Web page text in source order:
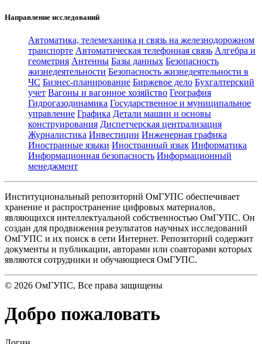
Направление исследований
Автоматика, телемеханика и связь на железнодорожном
транспорте Автоматическая телефонная связь Алгебра и
геометрия Антенны Базы данных Безопасность
жизнедеятельности Безопасность жизнедеятельности в
ЧС Бизнес-планирование Биржевое дело Бухгалтерский
учет Вагоны и вагонное хозяйство География
Гидрогазодинамика Государственное и муниципальное
управление Графика Детали машин и основы
конструирования Диспетчерская централизация
Журналистика Инвестиции Инженерная графика
Иностранные языки Иностранный язык Информатика
Информационная безопасность Информационный
менеджмент
Институциональный репозиторий ОмГУПС обеспечивает
хранение и распространение цифровых материалов,
являющихся интеллектуальной собственностью ОмГУПС. Он
создан для продвижения результатов научных исследований
ОмГУПС и их поиск в сети Интернет. Репозиторий содержит
документы и публикации, авторами или соавторами которых
являются сотрудники и обучающиеся ОмГУПС.
© 2026 ОмГУПС, Все права защищены
Добро пожаловать